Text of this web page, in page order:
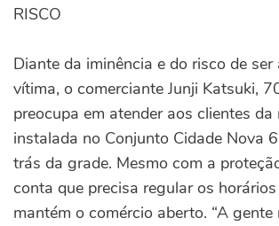
RISCO
Diante da iminência e do risco de ser
vítima, o comerciante Junji Katsuki,
preocupa em atender aos clientes da
instalada no Conjunto Cidade Nova
trás da grade. Mesmo com a
conta que precisa regular os
mantém o comércio aberto. “A gente